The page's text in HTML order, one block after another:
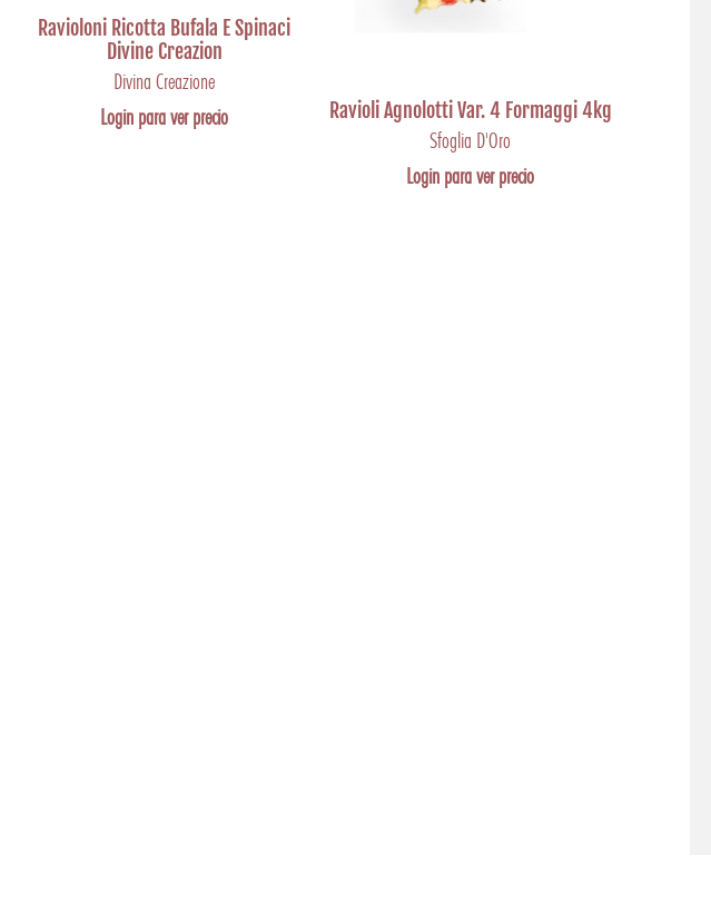
Ravioloni Ricotta Bufala E Spinaci
Divine Creazion
Divina Creazione
Login para ver precio
Ravioli Agnolotti Var. 4 Formaggi 4kg
Sfoglia D'Oro
Login para ver precio